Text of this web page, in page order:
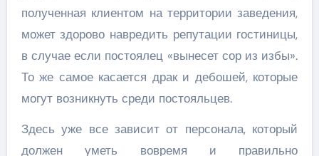
полученная клиентом на территории заведения,
может здорово навредить репутации гостиницы,
в случае если постоялец «вынесет сор из избы».
То же самое касается драк и дебошей, которые
могут возникнуть среди постояльцев.
Здесь уже все зависит от персонала, который
должен уметь вовремя и правильно